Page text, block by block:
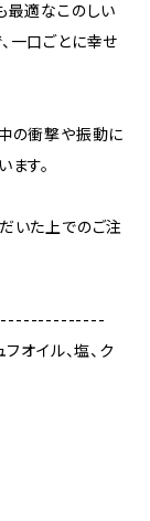
最適なこのしい
一口ごとに幸せ
の衝撃や振動に
す。
いた上でのご注
オイル、塩、ク